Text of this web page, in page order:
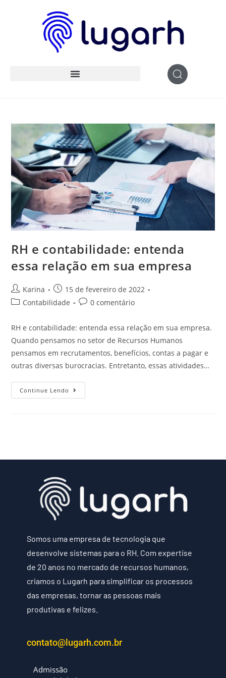
RH e contabilidade: entenda
essa relação em sua empresa
Karina
15 de fevereiro de 2022
Contabilidade
0 comentário
RH e contabilidade: entenda essa relação em sua empresa.
Quando pensamos no setor de Recursos Humanos
pensamos em recrutamentos, benefícios, contas a pagar e
outras diversas burocracias. Entretanto, essas atividades…
Continue Lendo
Somos uma empresa de tecnologia que
desenvolve sistemas para o RH. Com expertise
de 20 anos no mercado de recursos humanos,
criamos o Lugarh para simplificar os processos
das empresas, tornar as pessoas mais
produtivas e felizes.
contato@lugarh.com.br
Admissão